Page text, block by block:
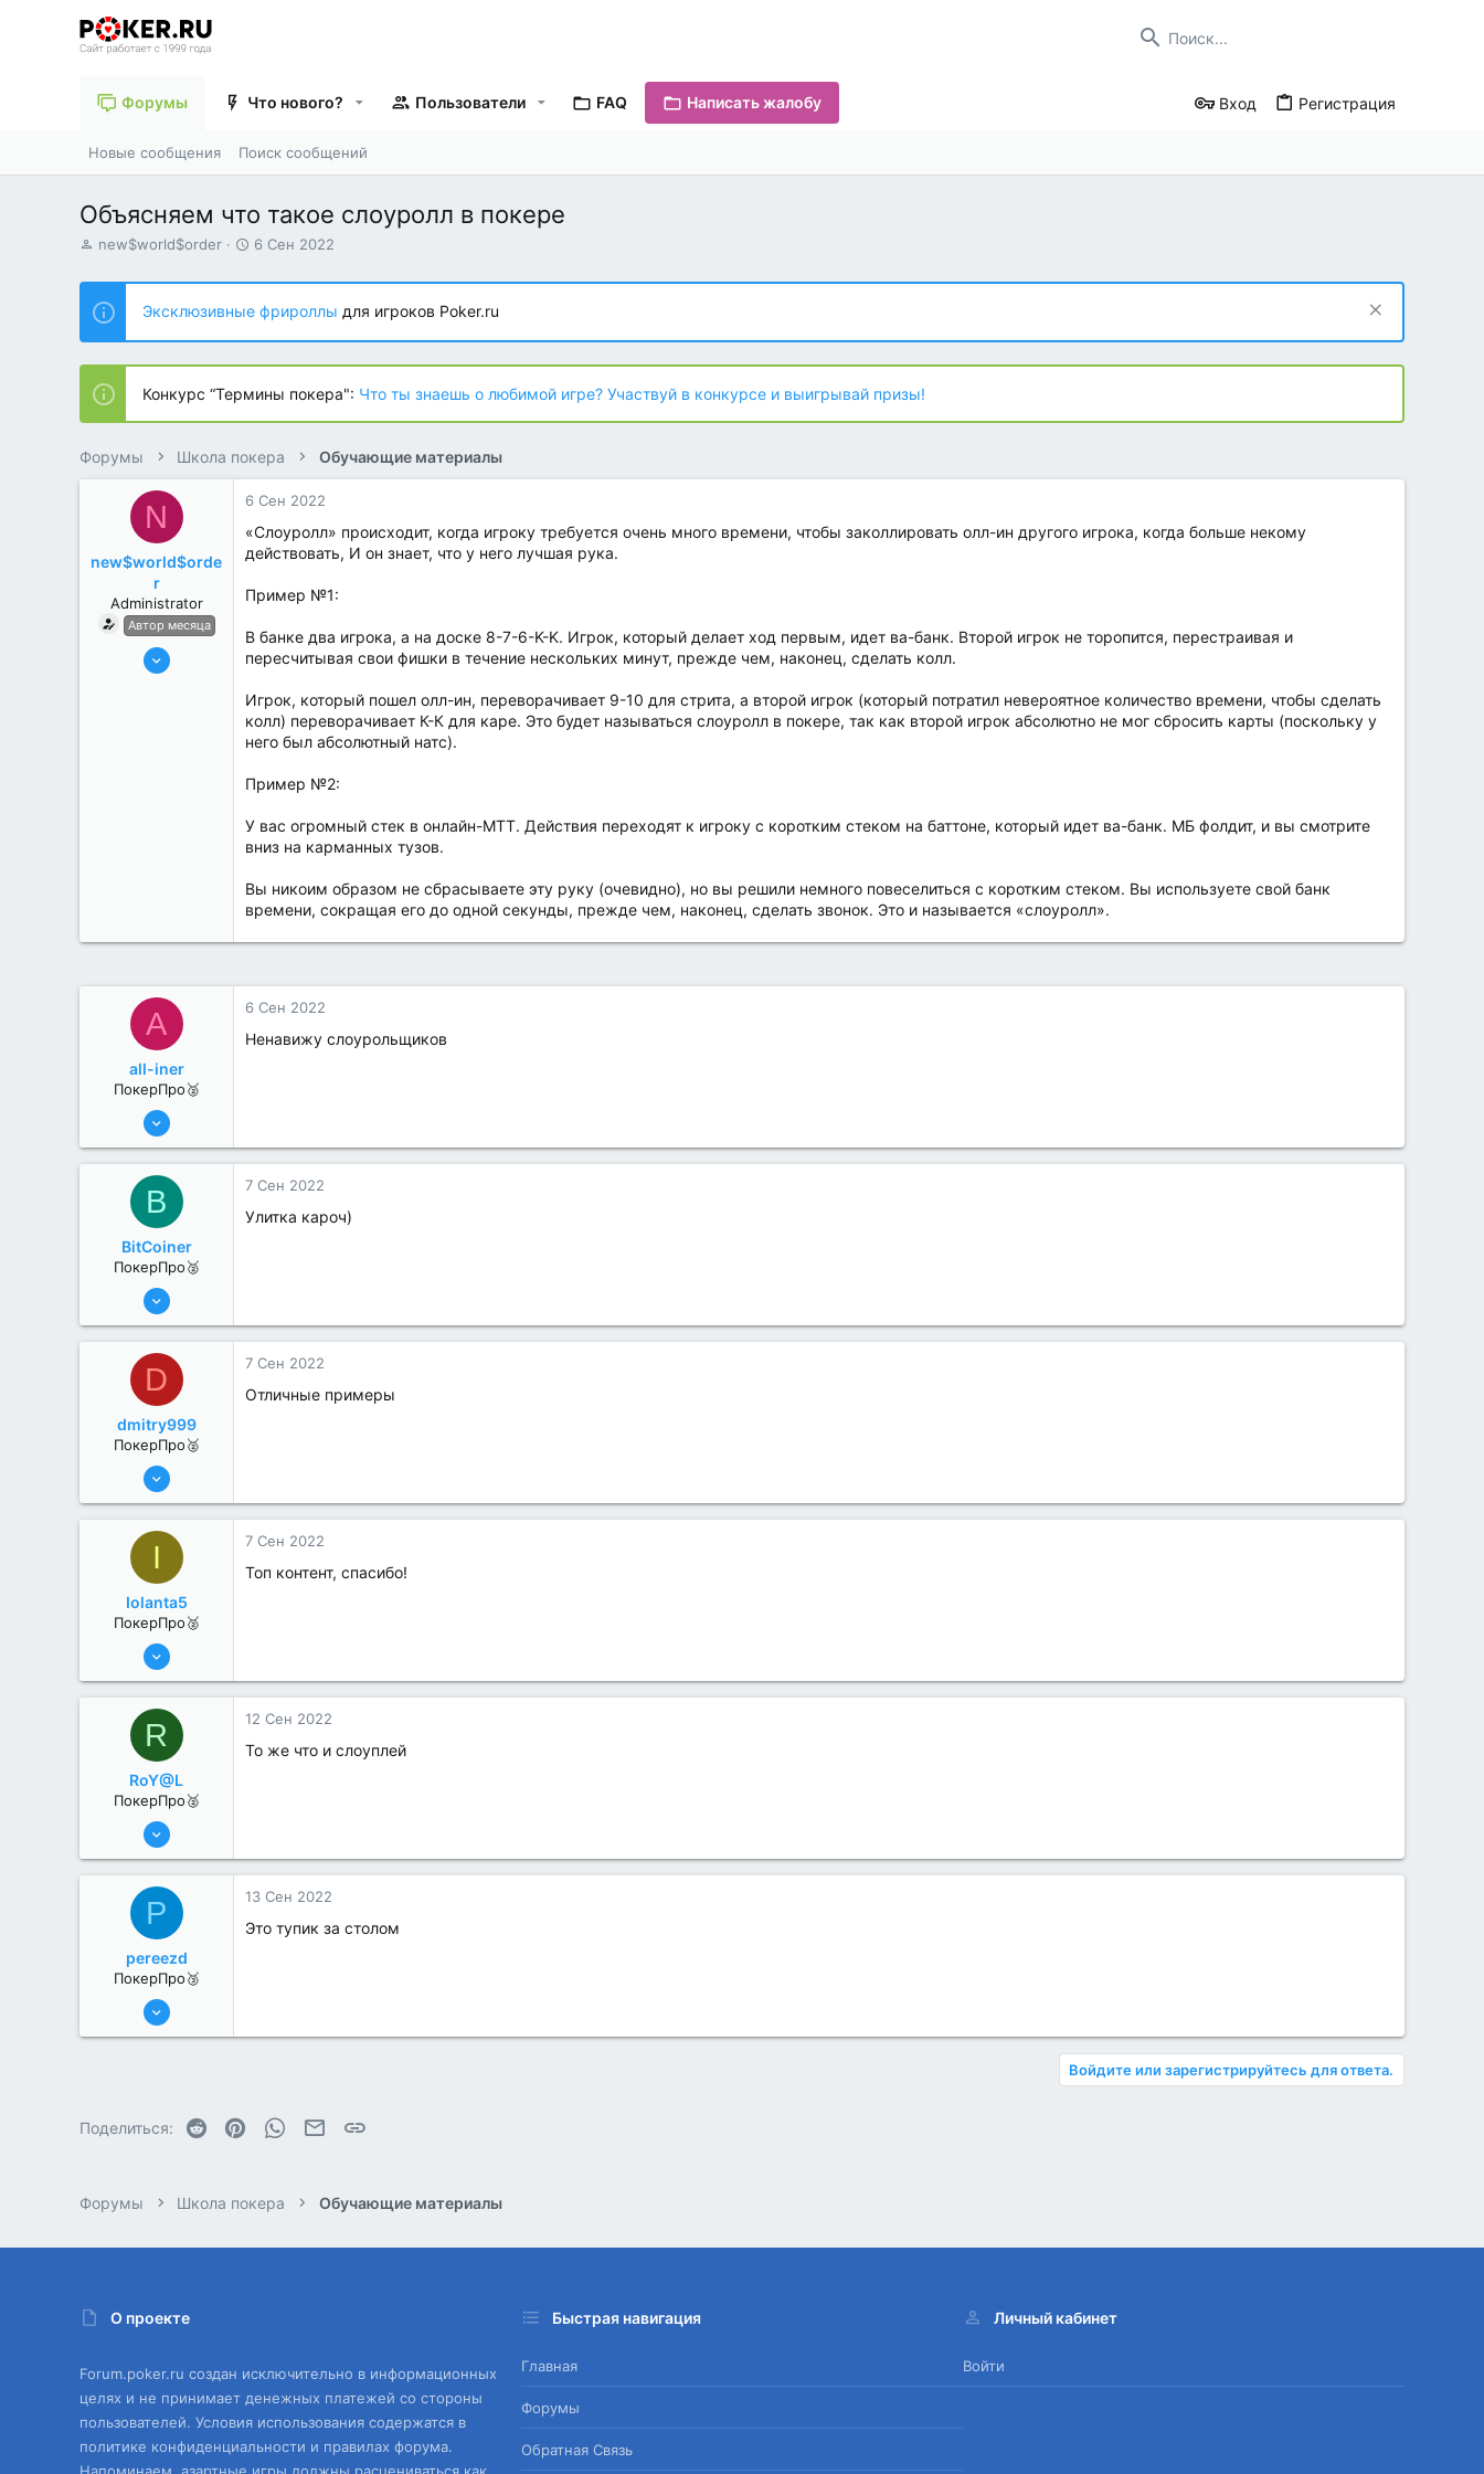
Форумы Что нового? Пользователи FAQ Написать жалобу Вход Регистрация
Новые сообщения Поиск сообщений
Объясняем что такое слоуролл в покере
А
т
о
р
т
е
м
ы
new$world$order
Д
т
н
а
ч
л
а
6 Сен 2022
Эксклюзивные фрироллы для игроков Poker.ru
Конкурс “Термины покера": Что ты знаешь о любимой игре? Участвуй в конкурсе и выигрывай призы!
Форумы Школа покера Обучающие материалы
N
new$world$orde
r
Administrator
Автор месяца
27 Май 2022
6 Сен 2022
«Слоуролл» происходит, когда игроку требуется очень много времени, чтобы заколлировать олл-ин другого игрока, когда больше некому
действовать, И он знает, что у него лучшая рука.
Пример №1:
В банке два игрока, а на доске 8-7-6-K-K. Игрок, который делает ход первым, идет ва-банк. Второй игрок не торопится, перестраивая и
пересчитывая свои фишки в течение нескольких минут, прежде чем, наконец, сделать колл.
Игрок, который пошел олл-ин, переворачивает 9-10 для стрита, а второй игрок (который потратил невероятное количество времени, чтобы сделать
колл) переворачивает К-К для каре. Это будет называться слоуролл в покере, так как второй игрок абсолютно не мог сбросить карты (поскольку у
него был абсолютный натс).
Пример №2:
У вас огромный стек в онлайн-МТТ. Действия переходят к игроку с коротким стеком на баттоне, который идет ва-банк. МБ фолдит, и вы смотрите
вниз на карманных тузов.
Вы никоим образом не сбрасываете эту руку (очевидно), но вы решили немного повеселиться с коротким стеком. Вы используете свой банк
времени, сокращая его до одной секунды, прежде чем, наконец, сделать звонок. Это и называется «слоуролл».
A
all-iner
ПокерПро🥈
6 Июн 2022
1
6 Сен 2022
Ненавижу слоурольщиков
B
BitCoiner
ПокерПро🥈
8 Июн 2022
0
7 Сен 2022
Улитка кароч)
D
dmitry999
ПокерПро🥈
8 Июн 2022
1
7 Сен 2022
Отличные примеры
I
Iolanta5
ПокерПро🥈
13 Июн 2022
1
7 Сен 2022
Топ контент, спасибо!
R
RoY@L
ПокерПро🥈
25 Июл 2022
1
12 Сен 2022
То же что и слоуплей
P
pereezd
ПокерПро🥉
6 Июн 2022
13 Сен 2022
Это тупик за столом
Войдите или зарегистрируйтесь для ответа.
Поделиться: Reddit PinterestWhatsAppЭлектронная почта
Форумы Школа покера Обучающие материалы
О проекте
Forum.poker.ru создан исключительно в информационных
целях и не принимает денежных платежей со стороны
пользователей. Условия использования содержатся в
политике конфиденциальности и правилах форума.
Быстрая навигация
Главная
Форумы
Обратная Связь
Личный кабинет
Войти